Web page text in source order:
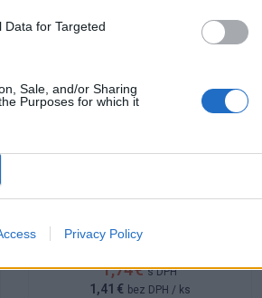
for Targeted
Sale, and/or Sharing
Purposes for which it
Privacy Policy
Kód: 100711
1,74 € s DPH
1,41 € bez DPH / ks